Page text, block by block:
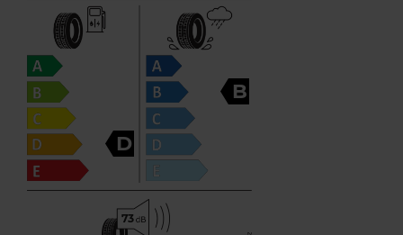
D
B
73